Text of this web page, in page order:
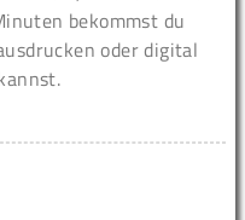
bekommst du
oder digital